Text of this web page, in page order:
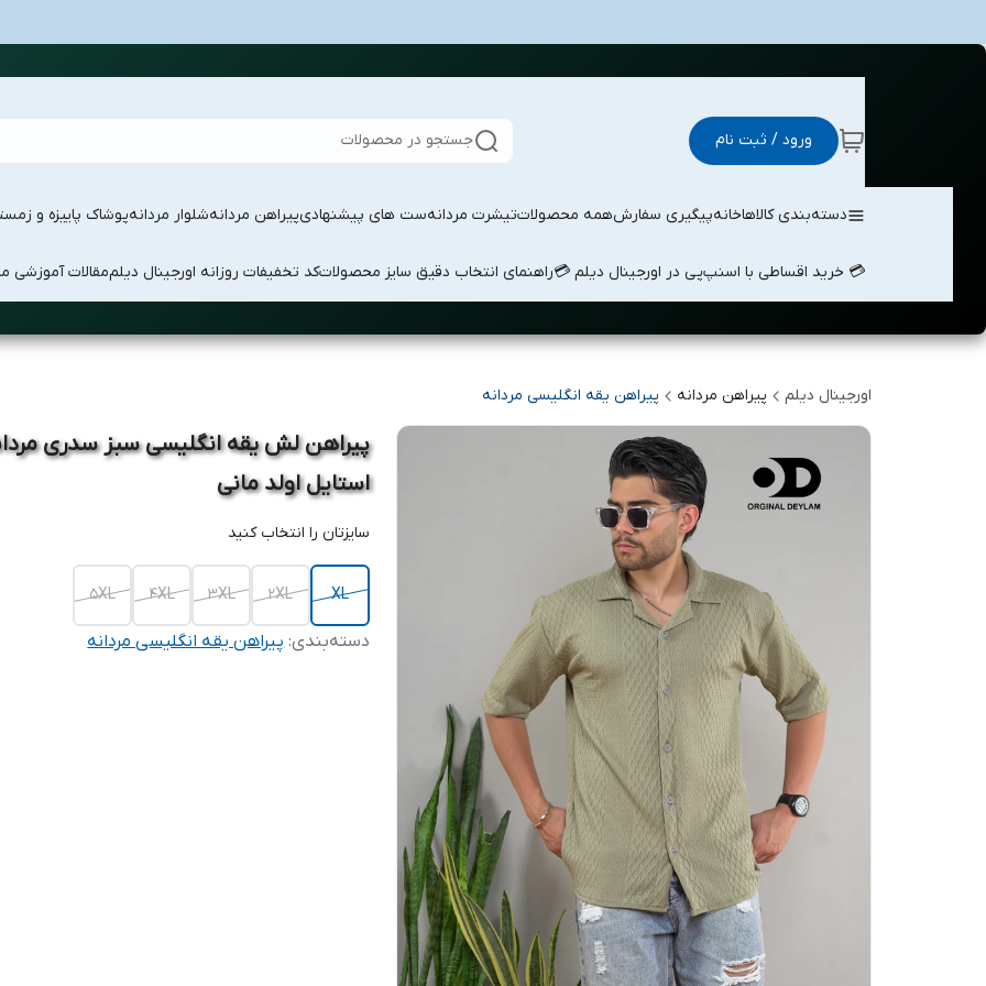
ورود / ثبت نام جستجو در محصولات
دسته‌بندی کالاهاخانهپیگیری سفارشهمه محصولاتتیشرت مردانهست های پیشنهادیپیراهن مردانهشلوار مردانهپوشاک پاییزه و
💳 خرید اقساطی با اسنپ‌پی در اورجینال دیلم 💳راهنمای انتخاب دقیق سایز محصولاتکد تخفیفات روزانه اورجینال دیلممقالات آموزشی
اورجینال دیلم پیراهن مردانه پیراهن یقه انگلیسی مردانه
پیراهن لش یقه انگلیسی سبز سدری
استایل اولد مانی
سایزتان را انتخاب کنید
XL
2XL
3XL
4XL
5XL
دسته‌بندی:پیراهن یقه انگلیسی مردانه